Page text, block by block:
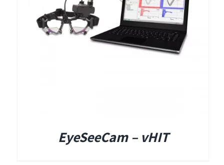
EyeSeeCam – vHIT